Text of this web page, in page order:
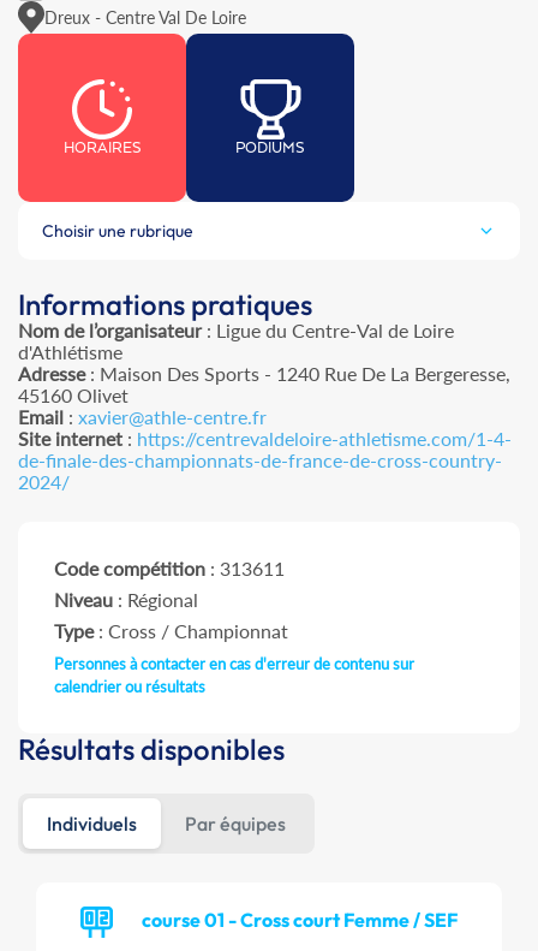
Dreux - Centre Val De Loire
HORAIRES PODIUMS
Choisir une rubrique
Informations pratiques
Nom de l’organisateur: Ligue du Centre-Val de Loire
d'Athlétisme
Adresse: Maison Des Sports - 1240 Rue De La Bergeresse,
45160 Olivet
Email : xavier@athle-centre.fr
Site internet : https://centrevaldeloire-athletisme.com/1-4-
de-finale-des-championnats-de-france-de-cross-country-
2024/
Code compétition : 313611
Niveau : Régional
Type: Cross / Championnat
Personnes à contacter en cas d'erreur de contenu sur
calendrier ou résultats
Résultats disponibles
Individuels Par équipes
course 01 - Cross court Femme / SEF